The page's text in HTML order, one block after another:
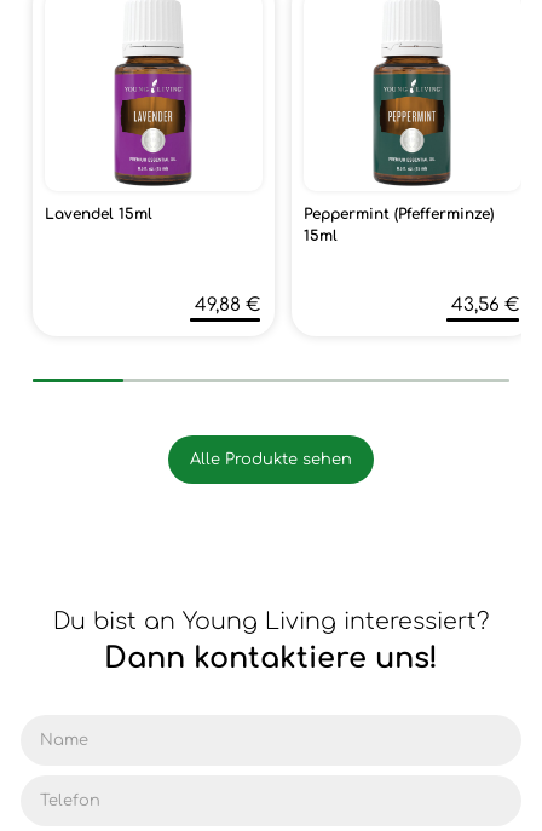
Lavendel 15ml
49,88 €
Peppermint (Pfefferminze)
15ml
43,56 €
Alle Produkte sehen
Du bist an Young Living interessiert?
Dann kontaktiere uns!